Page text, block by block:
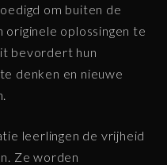
om buiten de
originele oplossingen te
bevordert hun
denken en nieuwe
leerlingen de vrijheid
Ze worden